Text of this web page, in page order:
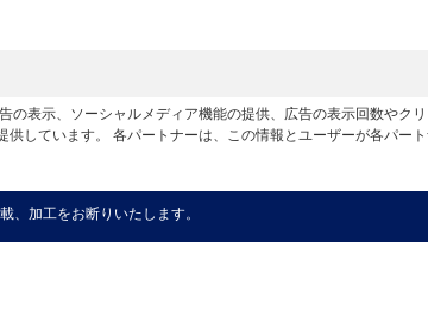
表示、ソーシャルメディア機能の提供、広告の表示回数や
しています。 各パートナーは、この情報とユーザーが各パ
加工をお断りいたします。